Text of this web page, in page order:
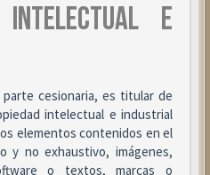
E
cesionaria, es titular de
intelectual e industrial
elementos contenidos en el
y no exhaustivo, imágenes,
o textos, marcas o